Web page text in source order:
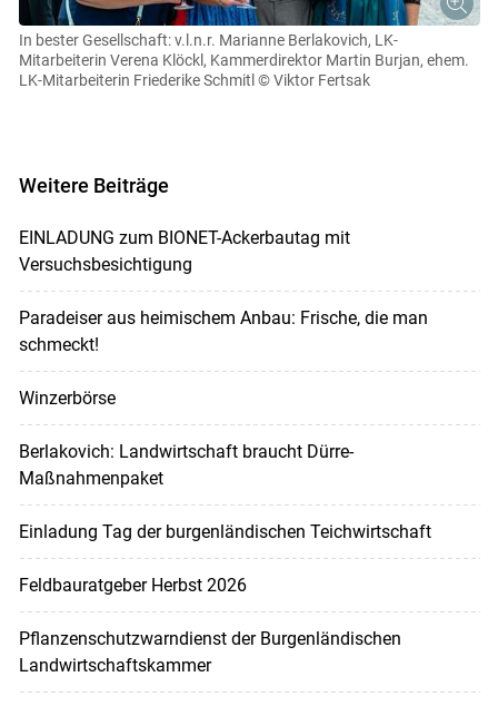
In bester Gesellschaft: v.l.n.r. Marianne Berlakovich, LK-
Mitarbeiterin Verena Klöckl, Kammerdirektor Martin Burjan, ehem.
LK-Mitarbeiterin Friederike Schmitl © Viktor Fertsak
Weitere Beiträge
EINLADUNG zum BIONET-Ackerbautag mit
Versuchsbesichtigung
Paradeiser aus heimischem Anbau: Frische, die man
schmeckt!
Winzerbörse
Berlakovich: Landwirtschaft braucht Dürre-
Maßnahmenpaket
Einladung Tag der burgenländischen Teichwirtschaft
Feldbauratgeber Herbst 2026
Pflanzenschutzwarndienst der Burgenländischen
Landwirtschaftskammer